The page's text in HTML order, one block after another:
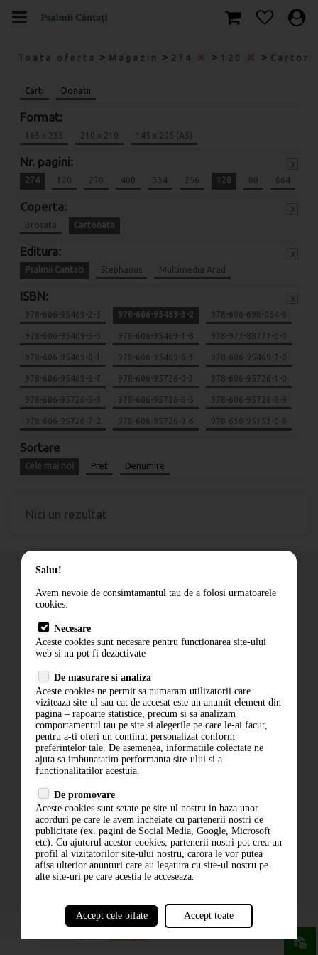
Toata oferta > Magazin > 274 > 120 >
Carti Donatii
Format:
165 x 235 210 x 210 145 x 205 (A5)
Nr. pagini:
274 120 270 400 334 256 120 80 664
Coperta:
Brosata Cartonata
Editura:
Psalmii Cantati Stephanus Multimedia Arad
ISBN:
978-606-95469-2-5 978-606-95469-3-2 978-606-698-054-8
978-606-95469-5-6 978-606-95469-1-8 978-973-88771-6-0
978-606-95469-0-1 978-606-95469-6-3 978-606-95469-7-0
978-606-95469-8-7 978-606-95726-0-3 978-606-95726-1-0
978-606-95726-5-8 978-606-95726-6-5 978-606-95726-8-9
978-606-95726-7-2 978-606-95726-9-6 978-630-95153-0-8
Sortare
Cele mai noi Pret Denumire
Nici un rezultat
Cum comand
Livrare
Contact
Politica de confidentialitate
ANPC
ABONARE LA NEWSLETTER
ABONARE
Salut!
Avem nevoie de consimtamantul tau de a folosi urmatoarele
cookies:
Necesare
Aceste cookies sunt necesare pentru functionarea site-ului
web si nu pot fi dezactivate
De masurare si analiza
Aceste cookies ne permit sa numaram utilizatorii care
viziteaza site-ul sau cat de accesat este un anumit element din
pagina – rapoarte statistice, precum si sa analizam
comportamentul tau pe site si alegerile pe care le-ai facut,
pentru a-ti oferi un continut personalizat conform
preferintelor tale. De asemenea, informatiile colectate ne
ajuta sa imbunatatim performanta site-ului si a
functionalitatilor acestuia.
De promovare
Aceste cookies sunt setate pe site-ul nostru in baza unor
acorduri pe care le avem incheiate cu partenerii nostri de
publicitate (ex. pagini de Social Media, Google, Microsoft
etc). Cu ajutorul acestor cookies, partenerii nostri pot crea un
profil al vizitatorilor site-ului nostru, carora le vor putea
afisa ulterior anunturi care au legatura cu site-ul nostru pe
alte site-uri pe care acestia le acceseaza.
Accept cele bifate Accept toate